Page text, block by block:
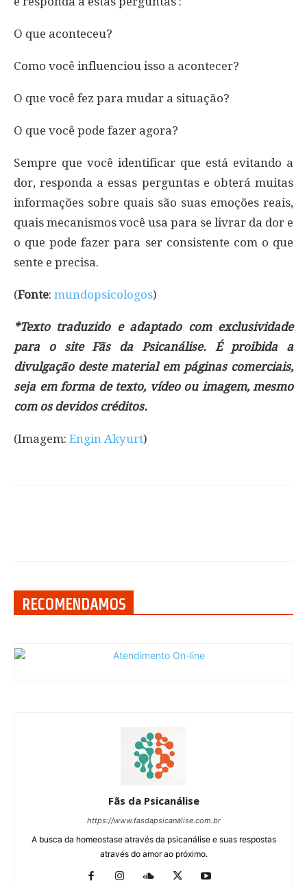
O que aconteceu?
Como você influenciou isso a acontecer?
O que você fez para mudar a situação?
O que você pode fazer agora?
Sempre que você identificar que está evitando a
dor, responda a essas perguntas e obterá muitas
informações sobre quais são suas emoções reais,
quais mecanismos você usa para se livrar da dor e
o que pode fazer para ser consistente com o que
sente e precisa.
(Fonte: mundopsicologos)
*Texto traduzido e adaptado com exclusividade
para o site Fãs da Psicanálise. É proibida a
divulgação deste material em páginas comerciais,
seja em forma de texto, vídeo ou imagem, mesmo
com os devidos créditos.
(Imagem: Engin Akyurt)
RECOMENDAMOS
Fãs da Psicanálise
https://www.fasdapsicanalise.com.br
A busca da homeostase através da psicanálise e suas respostas
através do amor ao próximo.